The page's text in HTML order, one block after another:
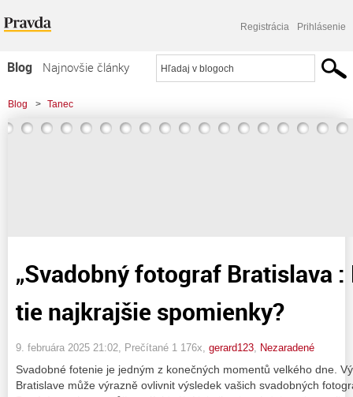
Registrácia Prihlásenie
Blog
Najnovšie články
Najčítanejšie články
Najkomentovanejšie články
Blog > Tanec
> "Svadobný fotograf Bratislava : Kde fotiť pre tie najkrajšie spomienky?
„Svadobný fotograf Bratislava
tie najkrajšie spomienky?
9. februára 2025 21:02 , Prečítané 1 176x, gerard123 Nezaradené
Svadobné fotenie je jedným z konečných momentů velkého dne.
Bratislave může výrazně ovlivnit výsledek vašich svadobných